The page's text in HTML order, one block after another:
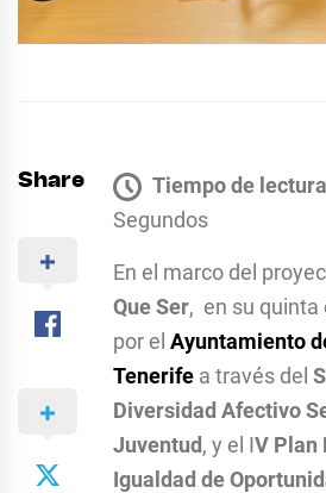
Share Tiempo de
Segundos
En el marco del
Que Ser, en su quinta
por el Ayuntamiento
Tenerife a través del
Diversidad Afectivo
Juventud, y el IV Plan
Igualdad de